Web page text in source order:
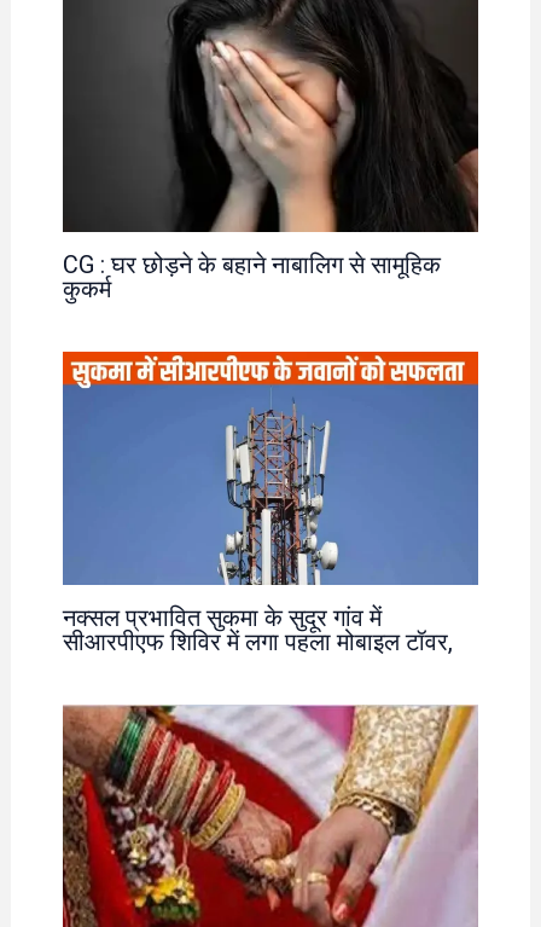
CG : घर छोड़ने के बहाने नाबालिग से सामूहिक
कुकर्म
नक्सल प्रभावित सुकमा के सुदूर गांव में
सीआरपीएफ शिविर में लगा पहला मोबाइल टॉवर,